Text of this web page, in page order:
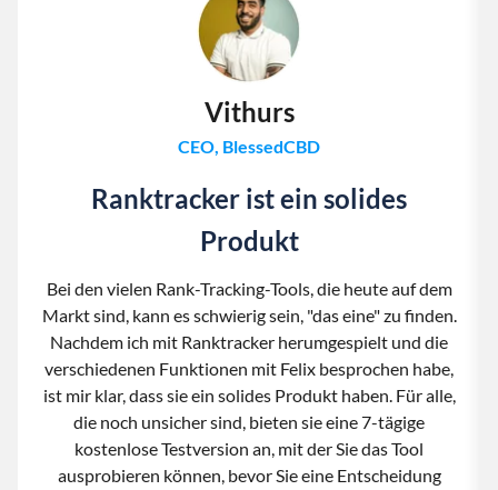
Vithurs
CEO, BlessedCBD
Ranktracker ist ein solides
Produkt
Bei den vielen Rank-Tracking-Tools, die heute auf dem
Markt sind, kann es schwierig sein, "das eine" zu finden.
Nachdem ich mit Ranktracker herumgespielt und die
verschiedenen Funktionen mit Felix besprochen habe,
ist mir klar, dass sie ein solides Produkt haben. Für alle,
die noch unsicher sind, bieten sie eine 7-tägige
kostenlose Testversion an, mit der Sie das Tool
ausprobieren können, bevor Sie eine Entscheidung